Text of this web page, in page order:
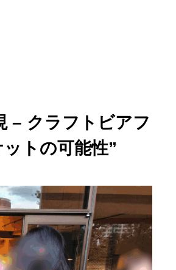
– クラフトビアフ
トの可能性”